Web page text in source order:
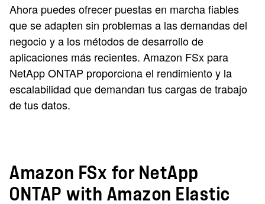
Ahora puedes ofrecer puestas en marcha fiables
que se adapten sin problemas a las demandas del
negocio y a los métodos de desarrollo de
aplicaciones más recientes. Amazon FSx para
NetApp ONTAP proporciona el rendimiento y la
escalabilidad que demandan tus cargas de trabajo
de tus datos.
Amazon FSx for NetApp
ONTAP with Amazon Elastic